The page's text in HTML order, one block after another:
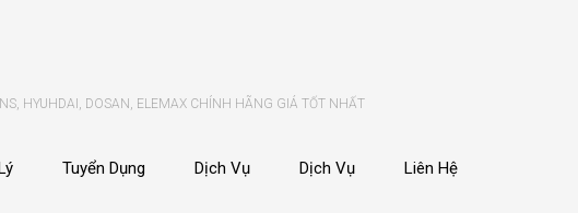
HYUHDAI, DOSAN, ELEMAX CHÍNH HÃNG GIÁ TỐT NHẤT
Tuyển Dụng Dịch Vụ Dịch Vụ Liên Hệ